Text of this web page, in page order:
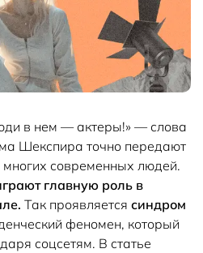
в нем — актеры!» — слова
Шекспира точно передают
современных людей.
главную роль в
Так проявляется синдром
феномен, который
соцсетям. В статье